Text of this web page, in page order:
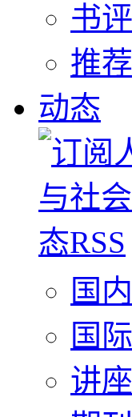
书评
推
动态
国
国
讲